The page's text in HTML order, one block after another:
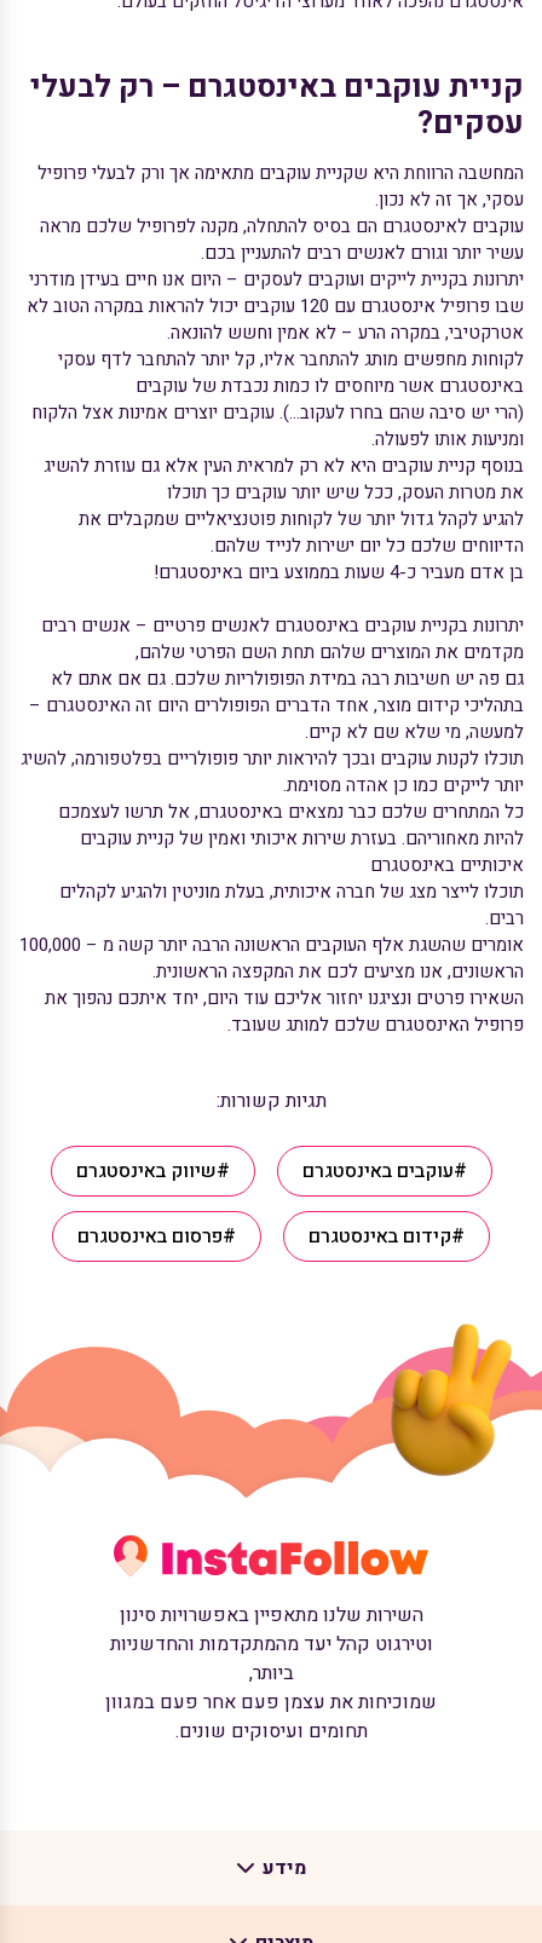
קניית עוקבים באינסטגרם – רק לבעלי
עסקים?
המחשבה הרווחת היא שקניית עוקבים מתאימה אך ורק לבעלי פרופיל
עסקי, אך זה לא נכון.
עוקבים לאינסטגרם הם בסיס להתחלה, מקנה לפרופיל שלכם מראה
עשיר יותר וגורם לאנשים רבים להתעניין בכם.
יתרונות בקניית לייקים ועוקבים לעסקים – היום אנו חיים בעידן מודרני
שבו פרופיל אינסטגרם עם 120 עוקבים יכול להראות במקרה הטוב לא
אטרקטיבי, במקרה הרע – לא אמין וחשש להונאה.
לקוחות מחפשים מותג להתחבר אליו, קל יותר להתחבר לדף עסקי
באינסטגרם אשר מיוחסים לו כמות נכבדת של עוקבים
(הרי יש סיבה שהם בחרו לעקוב…). עוקבים יוצרים אמינות אצל הלקוח
ומניעות אותו לפעולה.
בנוסף קניית עוקבים היא לא רק למראית העין אלא גם עוזרת להשיג
את מטרות העסק, ככל שיש יותר עוקבים כך תוכלו
להגיע לקהל גדול יותר של לקוחות פוטנציאליים שמקבלים את
הדיווחים שלכם כל יום ישירות לנייד שלהם.
בן אדם מעביר כ-4 שעות בממוצע ביום באינסטגרם!
יתרונות בקניית עוקבים באינסטגרם לאנשים פרטיים – אנשים רבים
מקדמים את המוצרים שלהם תחת השם הפרטי שלהם,
גם פה יש חשיבות רבה במידת הפופולריות שלכם. גם אם אתם לא
בתהליכי קידום מוצר, אחד הדברים הפופולרים היום זה האינסטגרם –
למעשה, מי שלא שם לא קיים.
תוכלו לקנות עוקבים ובכך להיראות יותר פופולריים בפלטפורמה, להשיג
יותר לייקים כמו כן אהדה מסוימת.
כל המתחרים שלכם כבר נמצאים באינסטגרם, אל תרשו לעצמכם
להיות מאחוריהם. בעזרת שירות איכותי ואמין של קניית עוקבים
איכותיים באינסטגרם
תוכלו לייצר מצג של חברה איכותית, בעלת מוניטין ולהגיע לקהלים
רבים.
אומרים שהשגת אלף העוקבים הראשונה הרבה יותר קשה מ – 100,000
הראשונים, אנו מציעים לכם את המקפצה הראשונית.
השאירו פרטים ונציגנו יחזור אליכם עוד היום, יחד איתכם נהפוך את
פרופיל האינסטגרם שלכם למותג שעובד.
תגיות קשורות:
#עוקבים באינסטגרם #שיווק באינסטגרם
#קידום באינסטגרם #פרסום באינסטגרם
השירות שלנו מתאפיין באפשרויות סינון
וטירגוט קהל יעד מהמתקדמות והחדשניות
ביותר,
שמוכיחות את עצמן פעם אחר פעם במגוון
תחומים ועיסוקים שונים.
מידע